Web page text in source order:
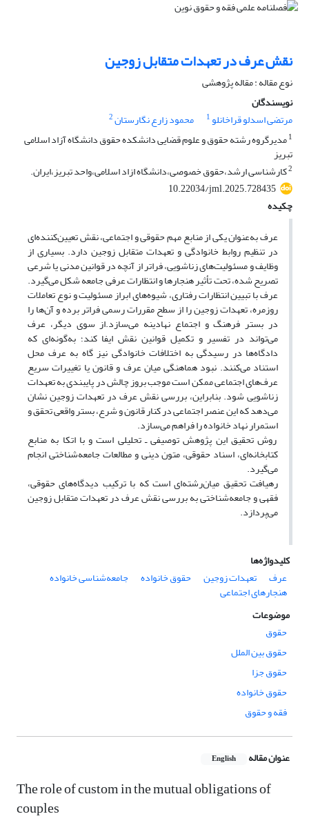
نقش عرف در تعهدات متقابل زوجین
نوع مقاله : مقاله پژوهشی
نویسندگان
مرتضی اسدلو قراخانلو1 محمود زارع نگارستان2
1مدیرگروه رشته حقوق و علوم قضایی دانشکده حقوق دانشگاه آزاد اسلامی
تبریز
2کارشناسی ارشد،حقوق خصوصی،دانشگاه ازاد اسلامی،واحد تبریز،ایران.
10.22034/jml.2025.728435
چکیده
عرف به‌عنوان یکی از منابع مهم حقوقی و اجتماعی، نقش تعیین‌کننده‌ای
در تنظیم روابط خانوادگی و تعهدات متقابل زوجین دارد. بسیاری از
وظایف و مسئولیت‌های زناشویی، فراتر از آنچه در قوانین مدنی یا شرعی
تصریح شده، تحت تأثیر هنجارها و انتظارات عرفی جامعه شکل می‌گیرد.
عرف با تبیین انتظارات رفتاری، شیوه‌های ابراز مسئولیت و نوع تعاملات
روزمره، تعهدات زوجین را از سطح مقررات رسمی فراتر برده و آن‌ها را
در بستر فرهنگ و اجتماع نهادینه می‌سازد.از سوی دیگر، عرف
می‌تواند در تفسیر و تکمیل قوانین نقش ایفا کند؛ به‌گونه‌ای که
دادگاه‌ها در رسیدگی به اختلافات خانوادگی نیز گاه به عرف محل
استناد می‌کنند. نبود هماهنگی میان عرف و قانون یا تغییرات سریع
عرف‌های اجتماعی ممکن است موجب بروز چالش در پایبندی به تعهدات
زناشویی شود. بنابراین، بررسی نقش عرف در تعهدات زوجین نشان
می‌دهد که این عنصر اجتماعی در کنار قانون و شرع، بستر واقعی تحقق و
استمرار نهاد خانواده را فراهم می‌سازد.
روش تحقیق این پژوهش توصیفی ـ تحلیلی است و با اتکا به منابع
کتابخانه‌ای، اسناد حقوقی، متون دینی و مطالعات جامعه‌شناختی انجام
می‌گیرد.
رهیافت تحقیق میان‌رشته‌ای است که با ترکیب دیدگاه‌های حقوقی،
فقهی و جامعه‌شناختی به بررسی نقش عرف در تعهدات متقابل زوجین
می‌پردازد.
کلیدواژه‌ها
عرف
تعهدات زوجین حقوق خانواده جامعه‌شناسی خانواده
هنجارهای اجتماعی
موضوعات
حقوق
حقوق بین الملل
حقوق جزا
حقوق خانواده
فقه و حقوق
عنوان مقاله English
The role of custom in the mutual obligations of
couples